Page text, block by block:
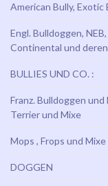
American Bully,
Engl. Bulldoggen,
Continental und
BULLIES UND CO. :
Franz. Bulldoggen
Terrier und Mixe
Mops , Frops und Mixe
DOGGEN